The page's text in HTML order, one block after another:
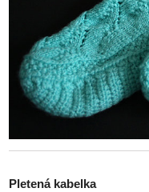
Pletená kabelka